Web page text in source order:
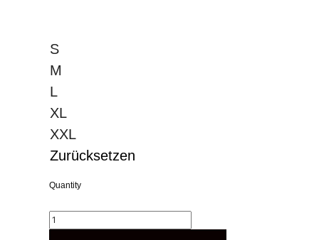
S
M
L
XL
XXL
Zurücksetzen
Quantity